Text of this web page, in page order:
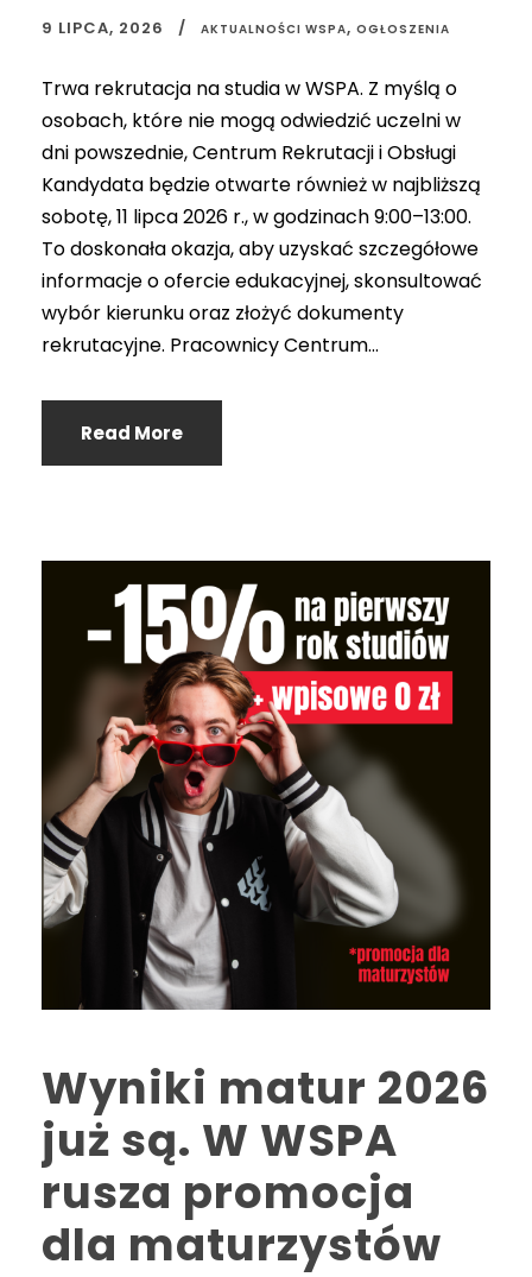
9 LIPCA, 2026 AKTUALNOŚCI WSPA, OGŁOSZENIA
Trwa rekrutacja na studia w WSPA. Z myślą o
osobach, które nie mogą odwiedzić uczelni w
dni powszednie, Centrum Rekrutacji i Obsługi
Kandydata będzie otwarte również w najbliższą
sobotę, 11 lipca 2026 r., w godzinach 9:00–13:00.
To doskonała okazja, aby uzyskać szczegółowe
informacje o ofercie edukacyjnej, skonsultować
wybór kierunku oraz złożyć dokumenty
rekrutacyjne. Pracownicy Centrum...
Read More
Wyniki matur 2026
już są. W WSPA
rusza promocja
dla maturzystów